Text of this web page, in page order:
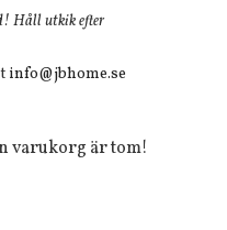
Håll utkik efter
info@jbhome.se
varukorg är tom!